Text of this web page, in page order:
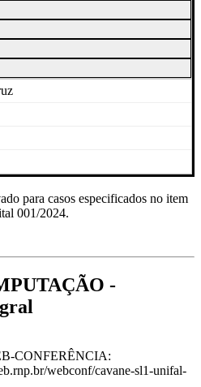
para casos especificados no item
001/2024.
-
CONFERÊNCIA:
webconf/cavane-sl1-unifal-